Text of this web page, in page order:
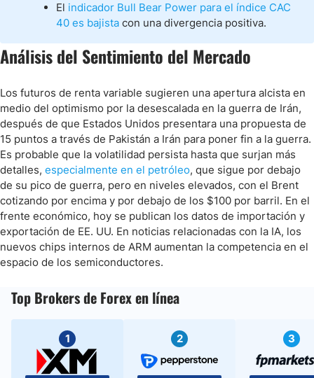
El indicador Bull Bear Power para el índice CAC
40 es bajista con una divergencia positiva.
Análisis del Sentimiento del Mercado
Los futuros de renta variable sugieren una apertura alcista en
medio del optimismo por la desescalada en la guerra de Irán,
después de que Estados Unidos presentara una propuesta de
15 puntos a través de Pakistán a Irán para poner fin a la guerra.
Es probable que la volatilidad persista hasta que surjan más
detalles, especialmente en el petróleo, que sigue por debajo
de su pico de guerra, pero en niveles elevados, con el Brent
cotizando por encima y por debajo de los $100 por barril. En el
frente económico, hoy se publican los datos de importación y
exportación de EE. UU. En noticias relacionadas con la IA, los
nuevos chips internos de ARM aumentan la competencia en el
espacio de los semiconductores.
Top Brokers de Forex en línea
1 2 3